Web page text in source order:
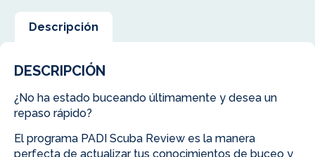
Descripción
DESCRIPCIÓN
¿No ha estado buceando últimamente y desea un
repaso rápido?
El programa PADI Scuba Review es la manera
perfecta de actualizar tus conocimientos de buceo y